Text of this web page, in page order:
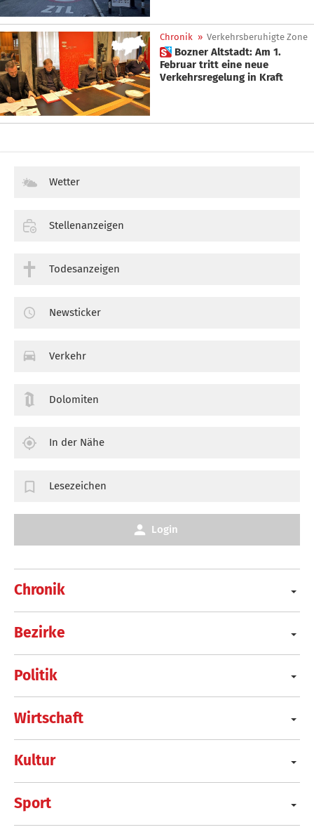
Chronik » Verkehrsberuhigte Zone
 Bozner Altstadt: Am 1.
Februar tritt eine neue
Verkehrsregelung in Kraft
Chronik
Bezirke
Politik
Wirtschaft
Kultur
Sport
Wetter
Stellenanzeigen
Todesanzeigen
Newsticker
Verkehr
Dolomiten
In der Nähe
Lesezeichen
Login